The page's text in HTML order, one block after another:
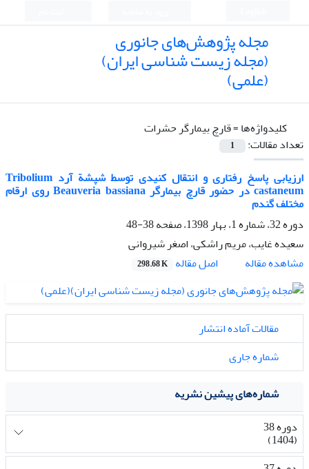
مجله پژوهش‌های جانوری
(مجله زیست شناسی ایران)
(علمی)
کلیدواژه‌ها =قارچ بیمارگر حشرات
تعداد مقالات:
1
ارزیابی پاسخ رفتاری و انتقال کنیدی توسط شپشة آرد Tribolium
castaneum در حضور قارچ بیمارگر Beauveria bassiana روی ارقام
مختلف گندم
دوره 32، شماره 1، بهار 1398، صفحه
38-48
سعیده غایب، مریم راشکی، اصغر شیروانی
مشاهده مقاله
اصل مقاله 298.68 K
مقالات آماده انتشار
شماره جاری
شماره‌های پیشین نشریه
دوره 38
(1404)